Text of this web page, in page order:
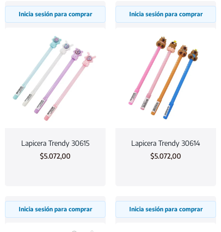
Inicia sesión para comprar
Lapicera Trendy 30615
$5.072,00
Inicia sesión para comprar
Lapicera Trendy 30614
$5.072,00
Inicia sesión para comprar Inicia sesión para comprar